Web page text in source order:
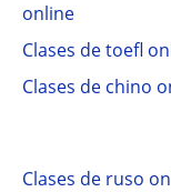
online
Clases de toefl
Clases de chino
Clases de ruso